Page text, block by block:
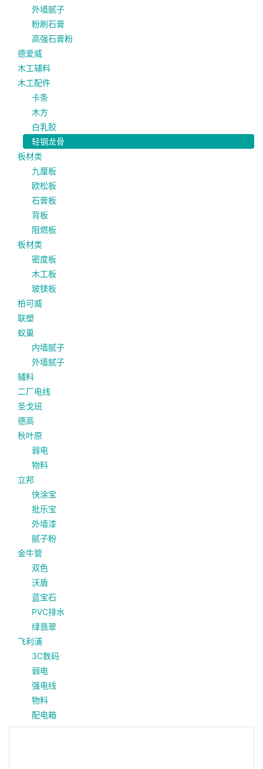
外墙腻子
粉刷石膏
高强石膏粉
德爱威
木工辅料
木工配件
卡条
木方
白乳胶
轻钢龙骨
板材类
九厘板
欧松板
石膏板
背板
阻燃板
板材类
密度板
木工板
玻镁板
柏可威
联塑
蚁巢
内墙腻子
外墙腻子
辅料
二厂电线
圣戈班
德高
秋叶原
弱电
物料
立邦
快涂宝
批乐宝
外墙漆
腻子粉
金牛管
双色
沃盾
蓝宝石
PVC排水
绿翡翠
飞利浦
3C数码
弱电
强电线
物料
配电箱